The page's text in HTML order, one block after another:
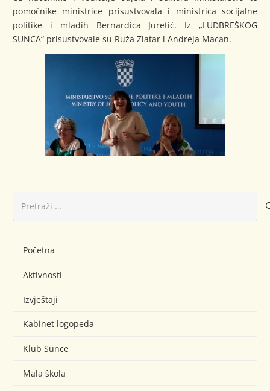
pomoćnike ministrice prisustvovala i ministrica socijalne
politike i mladih Bernardica Juretić. Iz „LUDBREŠKOG
SUNCA“ prisustvovale su Ruža Zlatar i Andreja Macan.
Početna
Aktivnosti
Izvještaji
Kabinet logopeda
Klub Sunce
Mala škola